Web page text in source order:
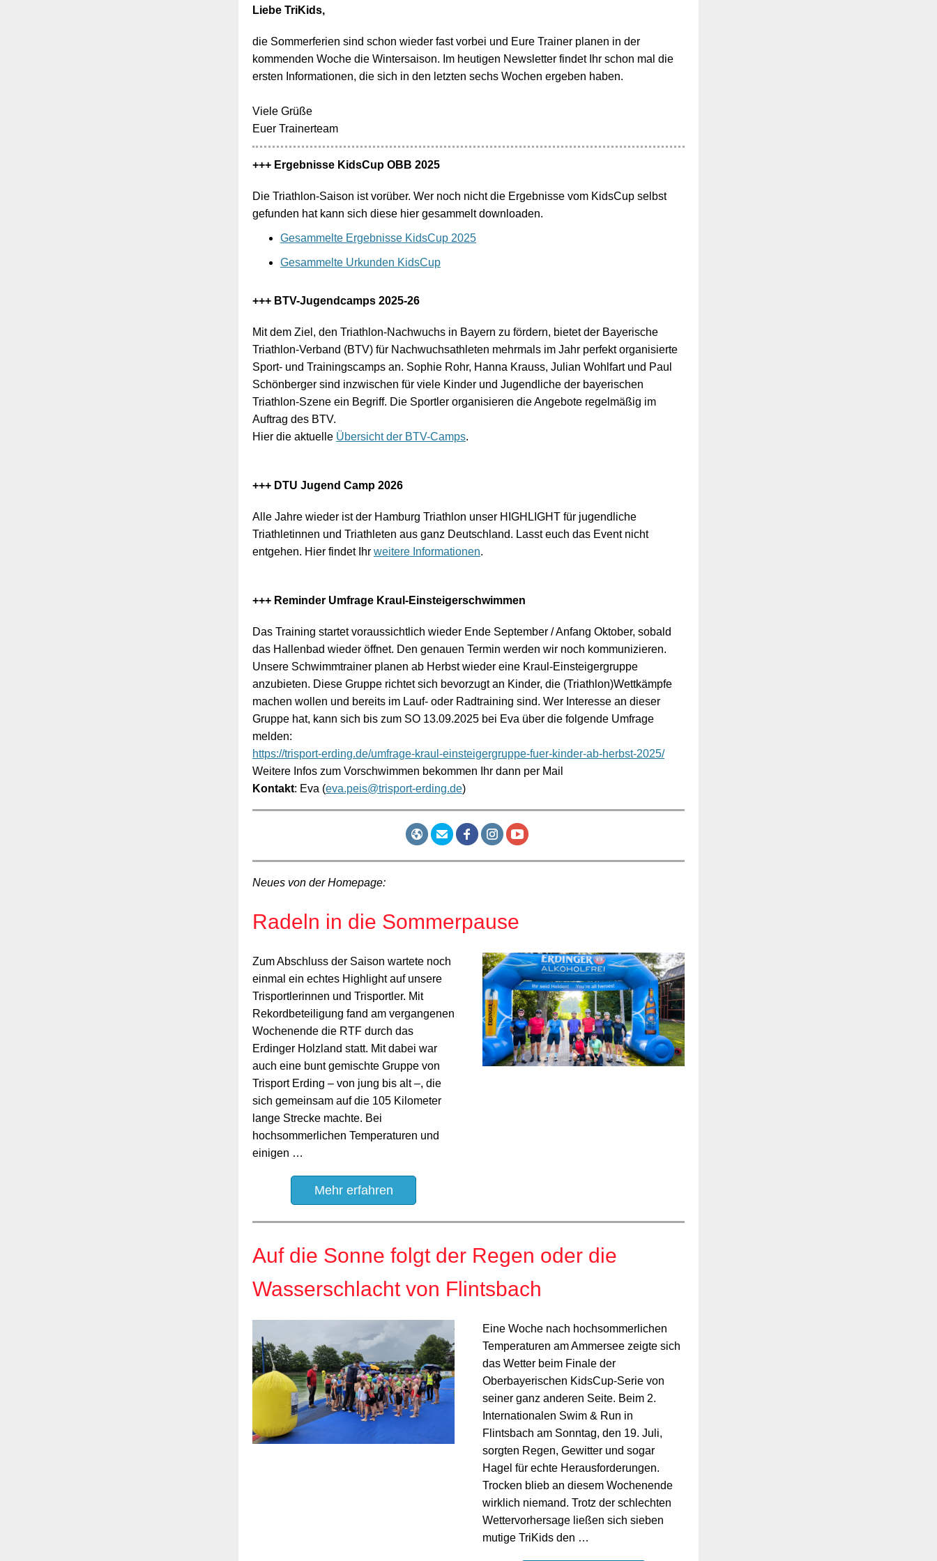
Liebe TriKids,
die Sommerferien sind schon wieder fast vorbei und Eure Trainer planen in der
kommenden Woche die Wintersaison. Im heutigen Newsletter findet Ihr schon mal die
ersten Informationen, die sich in den letzten sechs Wochen ergeben haben.
Viele Grüße
Euer Trainerteam
+++ Ergebnisse KidsCup OBB 2025
Die Triathlon-Saison ist vorüber. Wer noch nicht die Ergebnisse vom KidsCup selbst
gefunden hat kann sich diese hier gesammelt downloaden.
Gesammelte Ergebnisse KidsCup 2025
Gesammelte Urkunden KidsCup
+++ BTV-Jugendcamps 2025-26
Mit dem Ziel, den Triathlon-Nachwuchs in Bayern zu fördern, bietet der Bayerische
Triathlon-Verband (BTV) für Nachwuchsathleten mehrmals im Jahr perfekt organisierte
Sport- und Trainingscamps an. Sophie Rohr, Hanna Krauss, Julian Wohlfart und Paul
Schönberger sind inzwischen für viele Kinder und Jugendliche der bayerischen
Triathlon-Szene ein Begriff. Die Sportler organisieren die Angebote regelmäßig im
Auftrag des BTV.
Hier die aktuelle Übersicht der BTV-Camps.
+++ DTU Jugend Camp 2026
Alle Jahre wieder ist der Hamburg Triathlon unser HIGHLIGHT für jugendliche
Triathletinnen und Triathleten aus ganz Deutschland. Lasst euch das Event nicht
entgehen. Hier findet Ihr weitere Informationen.
+++ Reminder Umfrage Kraul-Einsteigerschwimmen
Das Training startet voraussichtlich wieder Ende September / Anfang Oktober, sobald
das Hallenbad wieder öffnet. Den genauen Termin werden wir noch kommunizieren.
Unsere Schwimmtrainer planen ab Herbst wieder eine Kraul-Einsteigergruppe
anzubieten. Diese Gruppe richtet sich bevorzugt an Kinder, die (Triathlon)Wettkämpfe
machen wollen und bereits im Lauf- oder Radtraining sind. Wer Interesse an dieser
Gruppe hat, kann sich bis zum SO 13.09.2025 bei Eva über die folgende Umfrage
melden:
https://trisport-erding.de/umfrage-kraul-einsteigergruppe-fuer-kinder-ab-herbst-2025/
Weitere Infos zum Vorschwimmen bekommen Ihr dann per Mail
Kontakt: Eva (eva.peis@trisport-erding.de)
Neues von der Homepage:
Radeln in die Sommerpause
Zum Abschluss der Saison wartete noch
einmal ein echtes Highlight auf unsere
Trisportlerinnen und Trisportler. Mit
Rekordbeteiligung fand am vergangenen
Wochenende die RTF durch das
Erdinger Holzland statt. Mit dabei war
auch eine bunt gemischte Gruppe von
Trisport Erding – von jung bis alt –, die
sich gemeinsam auf die 105 Kilometer
lange Strecke machte. Bei
hochsommerlichen Temperaturen und
einigen …
Mehr erfahren
Auf die Sonne folgt der Regen oder die
Wasserschlacht von Flintsbach
Eine Woche nach hochsommerlichen
Temperaturen am Ammersee zeigte sich
das Wetter beim Finale der
Oberbayerischen KidsCup-Serie von
seiner ganz anderen Seite. Beim 2.
Internationalen Swim & Run in
Flintsbach am Sonntag, den 19. Juli,
sorgten Regen, Gewitter und sogar
Hagel für echte Herausforderungen.
Trocken blieb an diesem Wochenende
wirklich niemand. Trotz der schlechten
Wettervorhersage ließen sich sieben
mutige TriKids den …